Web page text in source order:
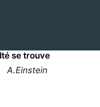
se trouve
A.Einstein